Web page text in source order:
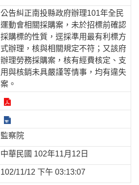
公告糾正南投縣政府辦理101年全民
運動會相關採購案，未於招標前確認
採購標的性質，逕採準用最有利標方
式辦理，核與相關規定不符；又該府
辦理勞務採購案，核有經費核定、支
用與核銷未具嚴謹等情事，均有違失
案。
監察院
中華民國 102年11月12日
102/11/12 下午 03:13:07